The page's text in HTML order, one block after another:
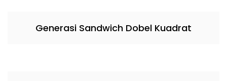
Generasi Sandwich Dobel Kuadrat